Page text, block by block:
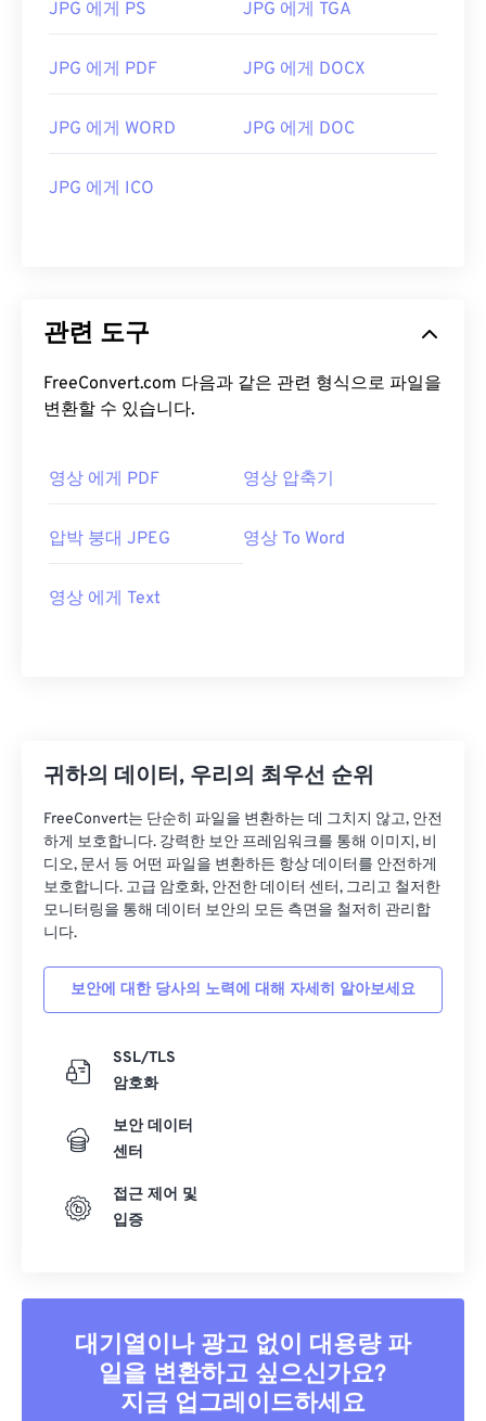
JPG 에게 PS JPG 에게 TGA
JPG 에게 PDF JPG 에게 DOCX
JPG 에게 WORD JPG 에게 DOC
JPG 에게 ICO
관련 도구
FreeConvert.com 다음과 같은 관련 형식으로 파일을
변환할 수 있습니다.
영상 에게 PDF 영상 압축기
압박 붕대 JPEG 영상 To Word
영상 에게 Text
귀하의 데이터, 우리의 최우선 순위
FreeConvert는 단순히 파일을 변환하는 데 그치지 않고, 안전
하게 보호합니다. 강력한 보안 프레임워크를 통해 이미지, 비
디오, 문서 등 어떤 파일을 변환하든 항상 데이터를 안전하게
보호합니다. 고급 암호화, 안전한 데이터 센터, 그리고 철저한
모니터링을 통해 데이터 보안의 모든 측면을 철저히 관리합
니다.
보안에 대한 당사의 노력에 대해 자세히 알아보세요
SSL/TLS
암호화
보안 데이터
센터
접근 제어 및
입증
대기열이나 광고 없이 대용량 파
일을 변환하고 싶으신가요?
지금 업그레이드하세요